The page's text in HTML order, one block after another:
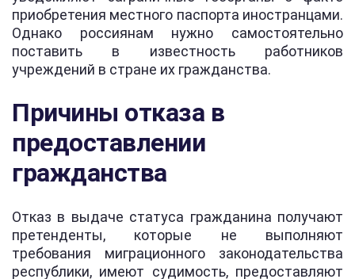
приобретения местного паспорта иностранцами.
Однако россиянам нужно самостоятельно
поставить в известность работников
учреждений в стране их гражданства.
Причины отказа в
предоставлении
гражданства
Отказ в выдаче статуса гражданина получают
претенденты, которые не выполняют
требования миграционного законодательства
республики, имеют судимость, предоставляют